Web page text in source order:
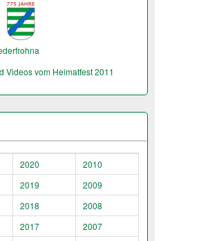
Videos vom Heimatfest 2011
2020
2010
2019
2009
2018
2008
2017
2007